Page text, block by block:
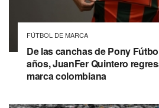
FÚTBOL DE MARCA
De las canchas de Pony
años, JuanFer Quintero
marca colombiana